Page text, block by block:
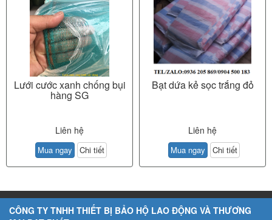
Lưới cước xanh chống bụi
hàng SG
Liên hệ
Mua ngay Chi tiết
Bạt dứa kẻ sọc trắng đỏ
Liên hệ
Mua ngay Chi tiết
CÔNG TY TNHH THIẾT BỊ BẢO HỘ LAO ĐỘNG VÀ THƯƠNG